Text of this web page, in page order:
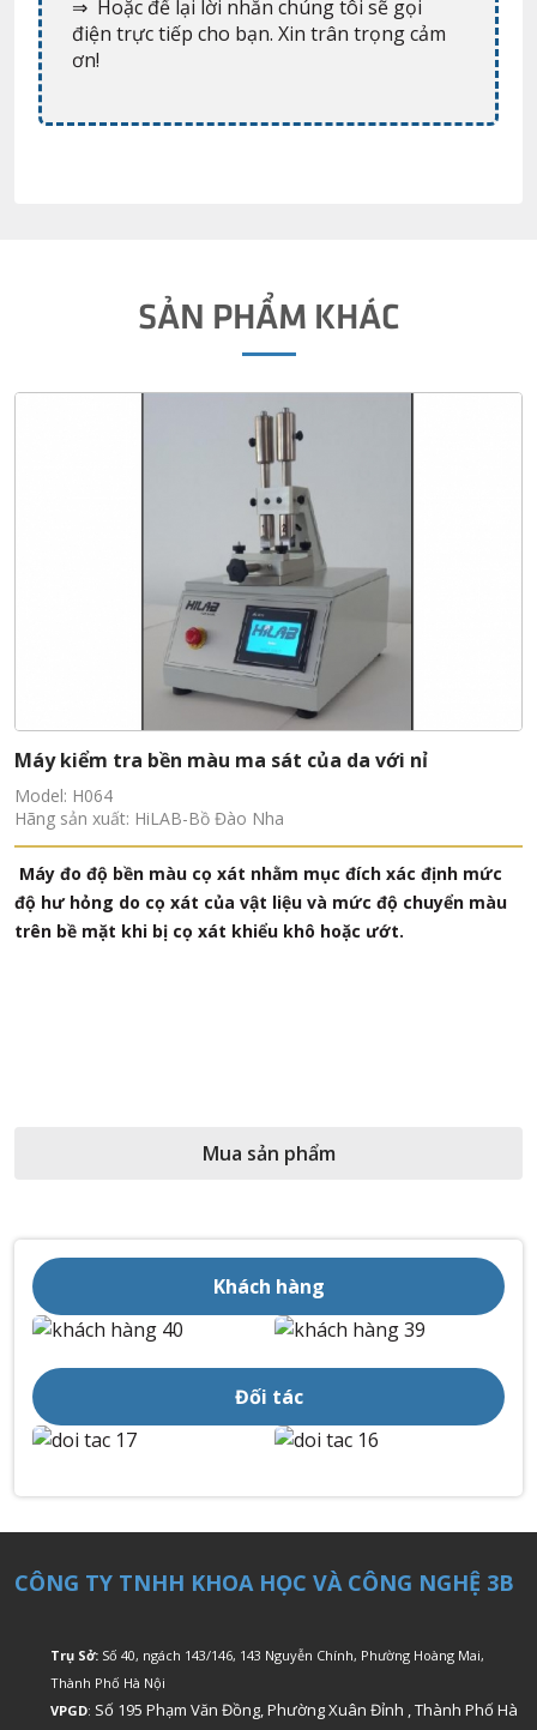
⇒ Hoặc để lại lời nhắn chúng tôi sẽ gọi
điện trực tiếp cho bạn. Xin trân trọng cảm
ơn!
SẢN PHẨM KHÁC
Máy kiểm tra bền màu ma sát của da với nỉ
Model: H064
Hãng sản xuất: HiLAB-Bồ Đào Nha
Máy đo độ bền màu cọ xát nhằm mục đích xác định mức
độ hư hỏng do cọ xát của vật liệu và mức độ chuyển màu
trên bề mặt khi bị cọ xát khiểu khô hoặc ướt.
Mua sản phẩm
Khách hàng
Đối tác
CÔNG TY TNHH KHOA HỌC VÀ CÔNG NGHỆ 3B
Trụ Sở: Số 40, ngách 143/146, 143 Nguyễn Chính, Phường Hoàng Mai,
Thành Phố Hà Nội
VPGD: Số 195 Phạm Văn Đồng, Phường Xuân Đỉnh , Thành Phố Hà